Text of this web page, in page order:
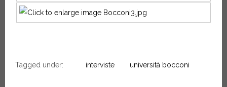
Tagged under: interviste università bocconi